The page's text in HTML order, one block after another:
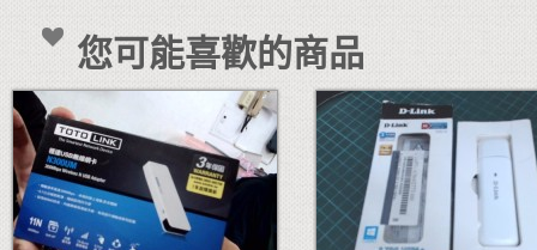
您可能喜歡的商品